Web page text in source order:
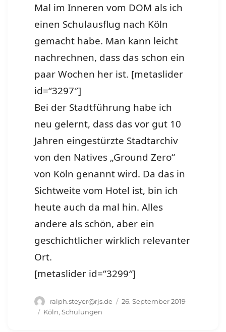
Mal im Inneren vom DOM als ich
einen Schulausflug nach Köln
gemacht habe. Man kann leicht
nachrechnen, dass das schon ein
paar Wochen her ist. [metaslider
id=“3297″]
Bei der Stadtführung habe ich
neu gelernt, dass das vor gut 10
Jahren eingestürzte Stadtarchiv
von den Natives „Ground Zero“
von Köln genannt wird. Da das in
Sichtweite vom Hotel ist, bin ich
heute auch da mal hin. Alles
andere als schön, aber ein
geschichtlicher wirklich relevanter
Ort.
[metaslider id=“3299″]
Autor
ralph.steyer@rjs.de
Veröffentlicht
26. September 2019
Schlagwörter
Köln,Schulungen